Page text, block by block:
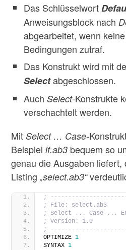
Das Schlüsselwort
Anweisungsblock nach
abgearbeitet, wenn
Bedingungen zutraf.
Das Konstrukt wird mit
Selectabgeschlossen.
AuchSelect-Konstrukte
verschachtelt werden.
MitSelect … Case-
Beispielif.ab3 bequem so
genau die Ausgaben
Listing„select.ab3“
;
; File: select.ab3
; Select ... Case ...
; Version: 1.0
;
OPTIMIZE 1
SYNTAX 1